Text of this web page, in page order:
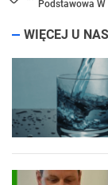
Podstawowa
WIĘCEJ U NAS